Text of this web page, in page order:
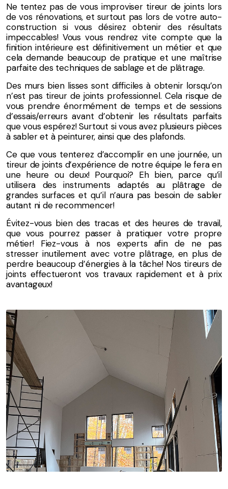
Ne tentez pas de vous improviser tireur de joints lors
de vos rénovations, et surtout pas lors de votre auto-
construction si vous désirez obtenir des résultats
impeccables! Vous vous rendrez vite compte que la
finition intérieure est définitivement un métier et que
cela demande beaucoup de pratique et une maîtrise
parfaite des techniques de sablage et de plâtrage.
Des murs bien lisses sont difficiles à obtenir lorsqu’on
n’est pas tireur de joints professionnel. Cela risque de
vous prendre énormément de temps et de sessions
d’essais/erreurs avant d’obtenir les résultats parfaits
que vous espérez! Surtout si vous avez plusieurs pièces
à sabler et à peinturer, ainsi que des plafonds.
Ce que vous tenterez d’accomplir en une journée, un
tireur de joints d’expérience de notre équipe le fera en
une heure ou deux! Pourquoi? Eh bien, parce qu’il
utilisera des instruments adaptés au plâtrage de
grandes surfaces et qu’il n’aura pas besoin de sabler
autant ni de recommencer!
Évitez-vous bien des tracas et des heures de travail,
que vous pourrez passer à pratiquer votre propre
métier! Fiez-vous à nos experts afin de ne pas
stresser inutilement avec votre plâtrage, en plus de
perdre beaucoup d’énergies à la tâche! Nos tireurs de
joints effectueront vos travaux rapidement et à prix
avantageux!